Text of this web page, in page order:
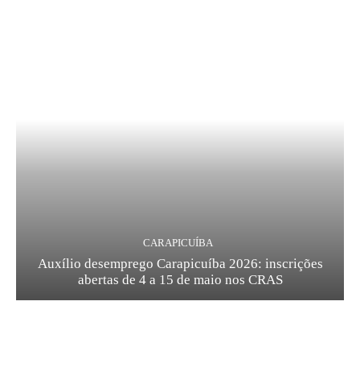
CARAPICUÍBA
Auxílio desemprego Carapicuíba 2026: inscrições
abertas de 4 a 15 de maio nos CRAS